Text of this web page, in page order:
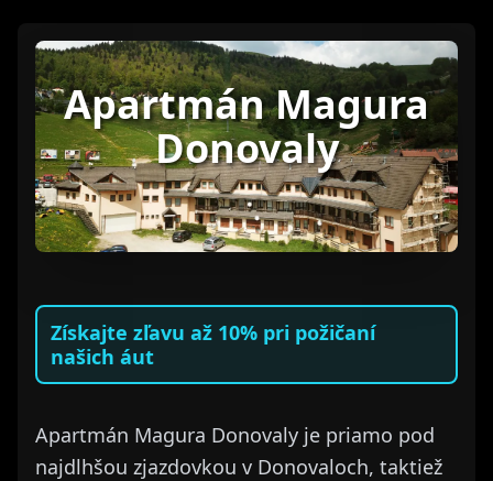
Apartmán Magura
Donovaly
Získajte zľavu až 10% pri požičaní
našich áut
Apartmán Magura Donovaly je priamo pod
najdlhšou zjazdovkou v Donovaloch, taktiež